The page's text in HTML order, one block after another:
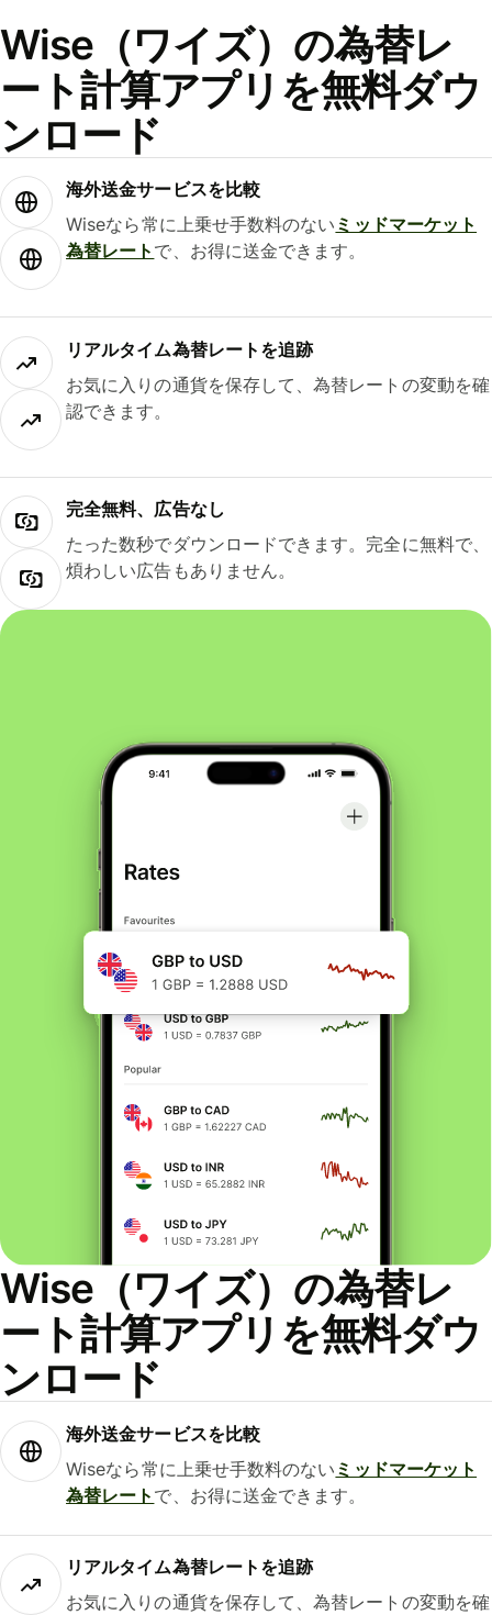
Wise（ワイズ）の為替レ
ート計算アプリを無料ダウ
ンロード
海外送金サービスを比較
Wiseなら常に上乗せ手数料のない ミッドマーケット
為替レート で、お得に送金できます。
リアルタイム為替レートを追跡
お気に入りの通貨を保存して、為替レートの変動を確
認できます。
完全無料、広告なし
たった数秒でダウンロードできます。完全に無料で、
煩わしい広告もありません。
Wise（ワイズ）の為替レ
ート計算アプリを無料ダウ
ンロード
海外送金サービスを比較
Wiseなら常に上乗せ手数料のない ミッドマーケット
為替レート で、お得に送金できます。
リアルタイム為替レートを追跡
お気に入りの通貨を保存して、為替レートの変動を確